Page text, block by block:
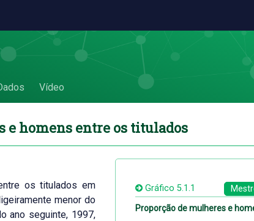
de mulheres e homens
Vídeo
e homens entre os titulados
os titulados em
menor do
ano seguinte, 1997,
Gráfico 5.1.1
Proporção de mulheres e